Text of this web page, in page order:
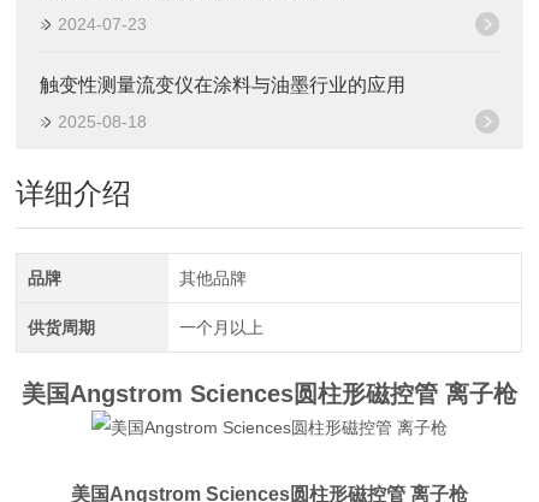
2024-07-23
触变性测量流变仪在涂料与油墨行业的应用
2025-08-18
详细介绍
品牌 其他品牌
供货周期 一个月以上
美国Angstrom Sciences圆柱形磁控管 离子枪
美国Angstrom Sciences圆柱形磁控管 离子枪